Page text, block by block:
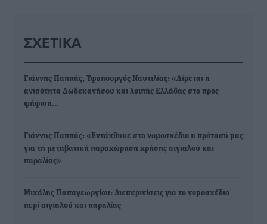
ΣΧΕΤΙΚΆ
Γιάννης Παππάς, Υφυπουργός Ναυτιλίας: «Αίρεται η
ανισότητα Δωδεκανήσου και λοιπής Ελλάδας στο προς
ψήφιση…
Γιάννης Παππάς: «Εντάχθηκε στο νομοσχέδιο η πρότασή μας
για τη μεταβατική παραχώρηση χρήσης αιγιαλού και
παραλίας»
Μιχάλης Παπαγεωργίου: Διευκρινίσεις για το νομοσχέδιο
περί αιγιαλού και παραλίας